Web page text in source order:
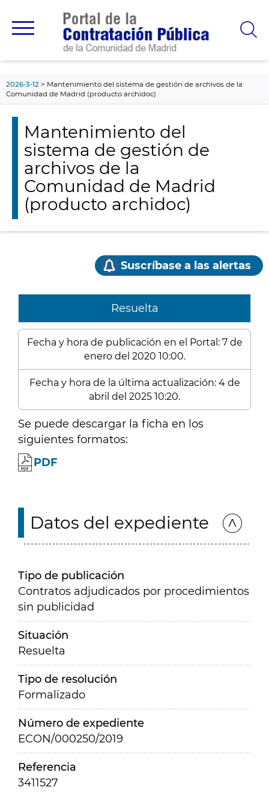
principal
2026-3-12
Mantenimiento del sistema de gestión de archivos de la
Comunidad de Madrid (producto archidoc)
Mantenimiento del
sistema de gestión de
archivos de la
Comunidad de Madrid
(producto archidoc)
Suscríbase a las alertas
Resuelta
Fecha y hora de publicación en el Portal: 7 de
enero del 2020 10:00.
Fecha y hora de la última actualización: 4 de
abril del 2025 10:20.
Se puede descargar la ficha en los
siguientes formatos:
PDF
Datos del expediente
Tipo de publicación
Contratos adjudicados por procedimientos
sin publicidad
Situación
Resuelta
Tipo de resolución
Formalizado
Número de expediente
ECON/000250/2019
Referencia
3411527